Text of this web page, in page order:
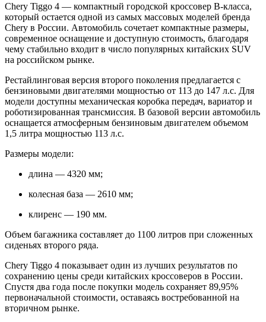
Chery Tiggo 4 — компактный городской кроссовер B-класса,
который остается одной из самых массовых моделей бренда
Chery в России. Автомобиль сочетает компактные размеры,
современное оснащение и доступную стоимость, благодаря
чему стабильно входит в число популярных китайских SUV
на российском рынке.
Рестайлинговая версия второго поколения предлагается с
бензиновыми двигателями мощностью от 113 до 147 л.с. Для
модели доступны механическая коробка передач, вариатор и
роботизированная трансмиссия. В базовой версии автомобиль
оснащается атмосферным бензиновым двигателем объемом
1,5 литра мощностью 113 л.с.
Размеры модели:
длина — 4320 мм;
колесная база — 2610 мм;
клиренс — 190 мм.
Объем багажника составляет до 1100 литров при сложенных
сиденьях второго ряда.
Chery Tiggo 4 показывает один из лучших результатов по
сохранению цены среди китайских кроссоверов в России.
Спустя два года после покупки модель сохраняет 89,95%
первоначальной стоимости, оставаясь востребованной на
вторичном рынке.